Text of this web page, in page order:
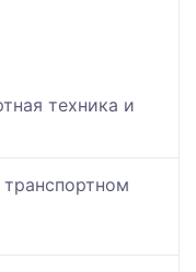
техника и